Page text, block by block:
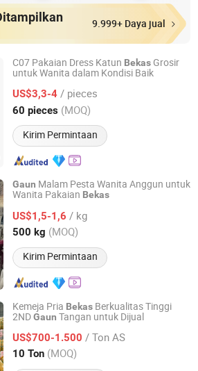
9.999+ Daya jual
C07 Pakaian Dress Katun Bekas Grosir
untuk Wanita dalam Kondisi Baik
US$3,3-4 / pieces
60 pieces (MOQ)
Kirim Permintaan
Co., Ltd.
Harga mulai 2024
Gaun Malam Pesta Wanita Anggun untuk
Wanita Pakaian Bekas
US$1,5-1,6 / kg
500 kg (MOQ)
Kirim Permintaan
Co., Ltd.
Harga mulai 2025
Kemeja Pria Bekas Berkualitas Tinggi
2NDGaun Tangan untuk Dijual
US$700-1.500 / Ton AS
10 Ton (MOQ)
Resources Co., Ltd.
Harga mulai 2023